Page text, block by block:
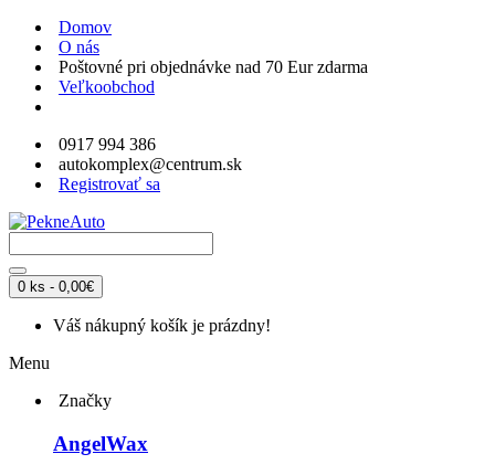
Domov
O nás
Poštovné pri objednávke nad 70 Eur zdarma
Veľkoobchod
0917 994 386
autokomplex@centrum.sk
Registrovať sa
0 ks - 0,00€
Váš nákupný košík je prázdny!
Menu
Značky
AngelWax